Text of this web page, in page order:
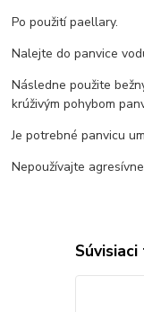
Po použití paellary.
Nalejte do panvice
Následne použite
krúživým pohybom
Je potrebné panvicu
Nepoužívajte